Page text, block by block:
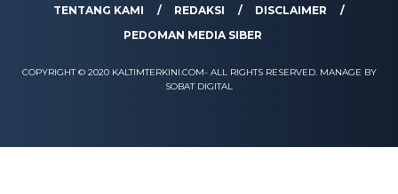
TENTANG KAMI REDAKSI
DISCLAIMER
PEDOMAN MEDIA SIBER
COPYRIGHT © 2020 KALTIMTERKINI.COM- ALL RIGHTS RESERVED. MANAGE BY
SOBAT DIGITAL